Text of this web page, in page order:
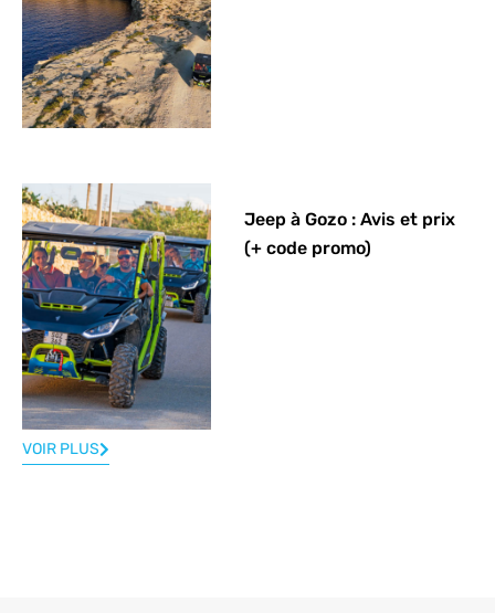
Jeep à Gozo : Avis et prix
(+ code promo)
VOIR PLUS